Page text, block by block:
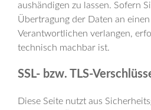
aushändigen zu lassen. Sofern
Übertragung der Daten an
Verantwortlichen verlangen,
technisch machbar ist.
SSL- bzw. TLS-
Diese Seite nutzt aus